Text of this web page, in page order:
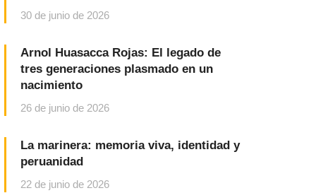
30 de junio de 2026
Arnol Huasacca Rojas: El legado de
tres generaciones plasmado en un
nacimiento
26 de junio de 2026
La marinera: memoria viva, identidad y
peruanidad
22 de junio de 2026